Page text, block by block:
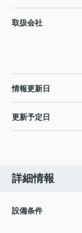
取扱会社
情報更新日
更新予定日
詳細情報
設備条件